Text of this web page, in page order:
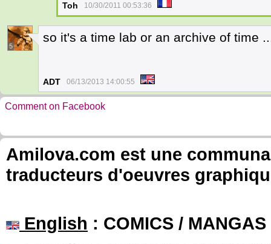
Toh 10/30/2011 00:53:36
5
so it's a time lab or an archive of time
ADT 06/13/2013 14:00:55
Comment on Facebook
Amilova.com est une
traducteurs d'oeuvres
English : COMICS /